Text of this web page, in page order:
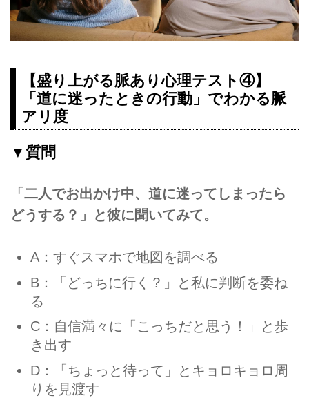
【盛り上がる脈あり心理テスト④】
「道に迷ったときの行動」でわかる脈
アリ度
▼質問
「二人でお出かけ中、道に迷ってしまったら
どうする？」と彼に聞いてみて。
A：すぐスマホで地図を調べる
B：「どっちに行く？」と私に判断を委ね
る
C：自信満々に「こっちだと思う！」と歩
き出す
D：「ちょっと待って」とキョロキョロ周
りを見渡す